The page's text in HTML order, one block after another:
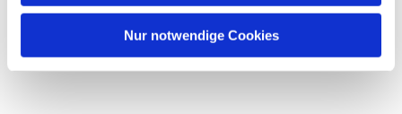
Nur notwendige Cookies